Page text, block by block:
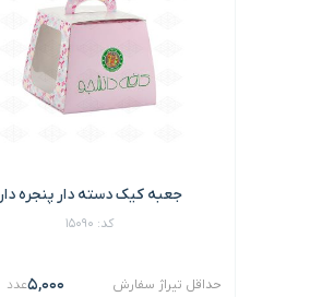
جعبه کیک دسته دار پنجره دار
کد: 15090
حداقل تیراژ سفارش 5,000عدد